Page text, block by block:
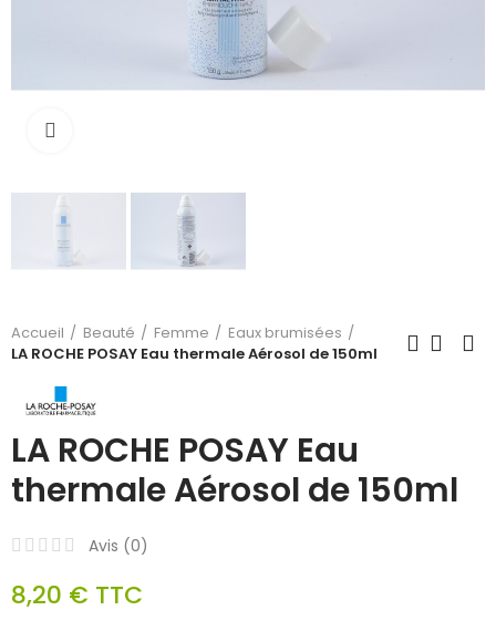
Accueil Beauté Femme
Eaux brumisées
LA ROCHE POSAY Eau thermale Aérosol de 150ml
LA ROCHE POSAY Eau
thermale Aérosol de 150ml
Avis (0)
8,20 € TTC